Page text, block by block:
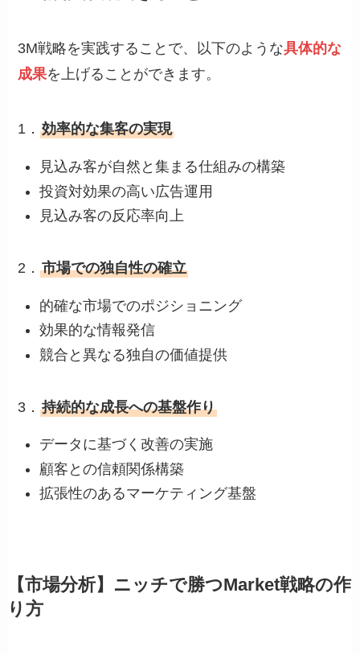
3M戦略を実践することで、以下のような具体的な
成果を上げることができます。
1．効率的な集客の実現
見込み客が自然と集まる仕組みの構築
投資対効果の高い広告運用
見込み客の反応率向上
2．市場での独自性の確立
的確な市場でのポジショニング
効果的な情報発信
競合と異なる独自の価値提供
3．持続的な成長への基盤作り
データに基づく改善の実施
顧客との信頼関係構築
拡張性のあるマーケティング基盤
【市場分析】ニッチで勝つMarket戦略の作
り方